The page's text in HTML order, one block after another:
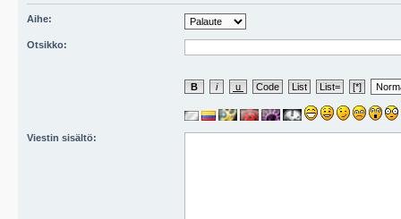
Aihe:
Otsikko:
Viestin sisältö: